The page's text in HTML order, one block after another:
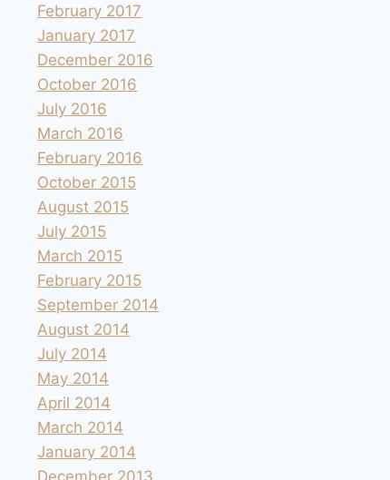
February 2017
January 2017
December 2016
October 2016
July 2016
March 2016
February 2016
October 2015
August 2015
July 2015
March 2015
February 2015
September 2014
August 2014
July 2014
May 2014
April 2014
March 2014
January 2014
December 2013